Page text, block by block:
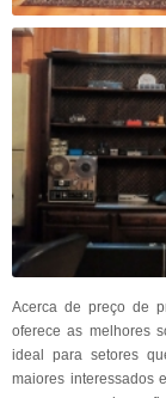
Acerca de preço de
oferece as melhores
ideal para setores
maiores interessados